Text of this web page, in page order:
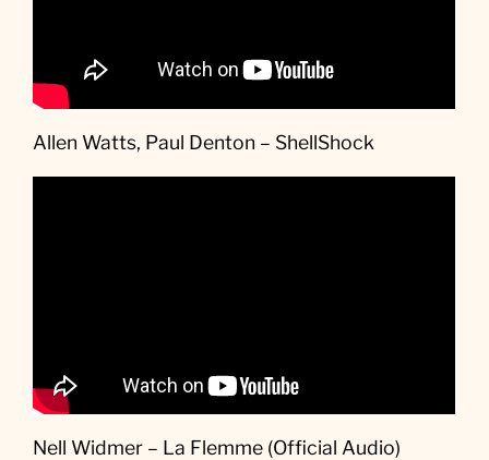
Allen Watts, Paul Denton – ShellShock
Nell Widmer – La Flemme (Official Audio)